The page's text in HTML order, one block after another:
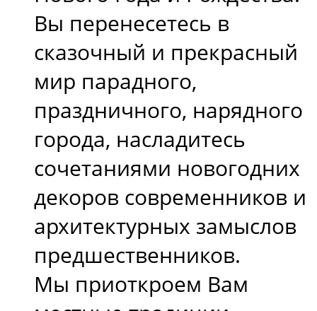
Вы перенесетесь в
сказочный и прекрасный
мир парадного,
праздничного, нарядного
города, насладитесь
сочетаниями новогодних
декоров современников и
архитектурных замыслов
предшественников.
Мы приоткроем Вам